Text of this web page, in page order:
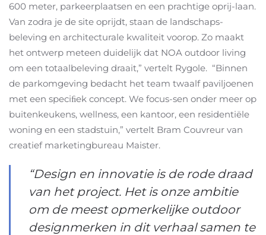
600 meter, parkeerplaatsen en een prachtige oprij-laan.
Van zodra je de site oprijdt, staan de landschaps-
beleving en architecturale kwaliteit voorop. Zo maakt
het ontwerp meteen duidelijk dat NOA outdoor living
om een totaalbeleving draait,” vertelt Rygole. “Binnen
de parkomgeving bedacht het team twaalf paviljoenen
met een speciﬁek concept. We focus-sen onder meer op
buitenkeukens, wellness, een kantoor, een residentiële
woning en een stadstuin,” vertelt Bram Couvreur van
creatief marketingbureau Maister.
“Design en innovatie is de rode draad
van het project. Het is onze ambitie
om de meest opmerkelijke outdoor
designmerken in dit verhaal samen te